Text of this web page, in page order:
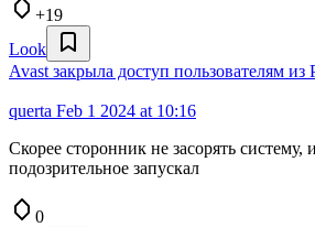
+19
Look
Avast закрыла доступ пользователям
querta Feb 1 2024 at 10:16
Скорее сторонник не засорять
подозрительное запускал
0